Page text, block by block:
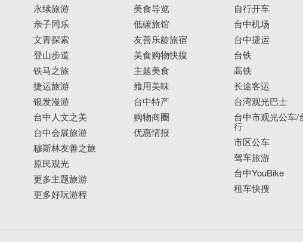
永续旅游
亲子同乐
文青探索
登山步道
铁马之旅
捷运旅游
银发漫游
台中人文之美
台中会展旅游
穆斯林友善之旅
原民观光
更多主题旅游
更多好玩游程
美食导览
低碳旅馆
友善乐龄旅宿
美食购物快搜
主题美食
飨用美味
台中特产
购物商圈
优惠情报
自行开车
台中机场
台中捷运
台铁
高铁
长途客运
台湾观光巴士
台中市观光公车/
行
市区公车
驾车旅游
台中YouBike
租车快搜